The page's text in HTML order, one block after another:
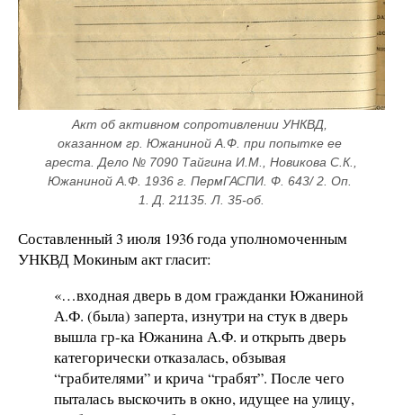
Акт об активном сопротивлении УНКВД,
оказанном гр. Южаниной А.Ф. при попытке ее
ареста. Дело № 7090 Тайгина И.М., Новикова С.К.,
Южаниной А.Ф. 1936 г. ПермГАСПИ. Ф. 643/ 2. Оп.
1. Д. 21135. Л. 35-об.
Составленный 3 июля 1936 года уполномоченным
УНКВД Мокиным акт гласит:
«…входная дверь в дом гражданки Южаниной
А.Ф. (была) заперта, изнутри на стук в дверь
вышла гр-ка Южанина А.Ф. и открыть дверь
категорически отказалась, обзывая
“грабителями” и крича “грабят”. После чего
пыталась выскочить в окно, идущее на улицу,